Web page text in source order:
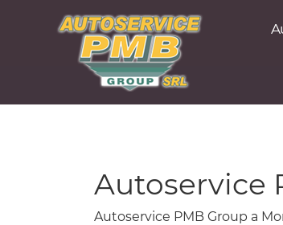
Autoservice
Autoservice PMB Group a